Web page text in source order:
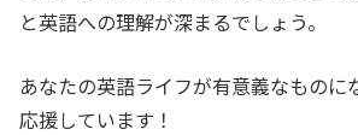
と英語への理解が深まるでしょう。
あなたの英語ライフが有意義なものに
応援しています！